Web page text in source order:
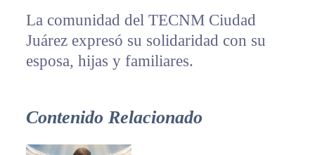
La comunidad del TECNM Ciudad
Juárez expresó su solidaridad con su
esposa, hijas y familiares.
Contenido Relacionado